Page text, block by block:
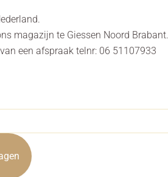
magazijn te Giessen Noord Brabant.
een afspraak telnr: 06 51107933